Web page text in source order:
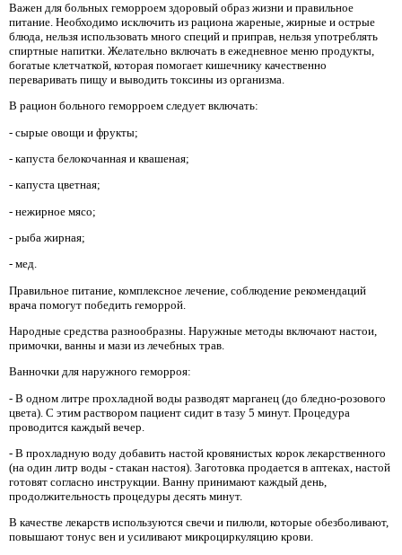
Важен для больных геморроем здоровый образ жизни и правильное
питание. Необходимо исключить из рациона жареные, жирные и острые
блюда, нельзя использовать много специй и приправ, нельзя употреблять
спиртные напитки. Желательно включать в ежедневное меню продукты,
богатые клетчаткой, которая помогает кишечнику качественно
переваривать пищу и выводить токсины из организма.
В рацион больного геморроем следует включать:
- сырые овощи и фрукты;
- капуста белокочанная и квашеная;
- капуста цветная;
- нежирное мясо;
- рыба жирная;
- мед.
Правильное питание, комплексное лечение, соблюдение рекомендаций
врача помогут победить геморрой.
Народные средства разнообразны. Наружные методы включают настои,
примочки, ванны и мази из лечебных трав.
Ванночки для наружного геморроя:
- В одном литре прохладной воды разводят марганец (до бледно-розового
цвета). С этим раствором пациент сидит в тазу 5 минут. Процедура
проводится каждый вечер.
- В прохладную воду добавить настой кровянистых корок лекарственного
(на один литр воды - стакан настоя). Заготовка продается в аптеках, настой
готовят согласно инструкции. Ванну принимают каждый день,
продолжительность процедуры десять минут.
В качестве лекарств используются свечи и пилюли, которые обезболивают,
повышают тонус вен и усиливают микроциркуляцию крови.